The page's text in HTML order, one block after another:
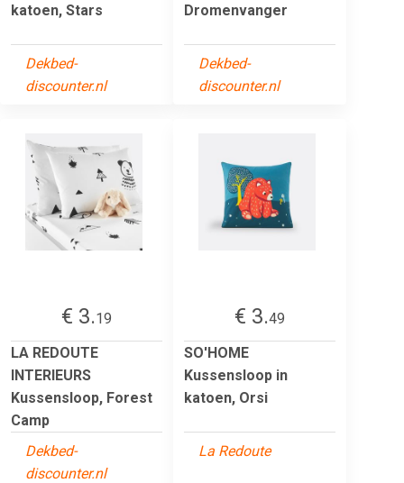
katoen, Stars
Dekbed-
discounter.nl
Dromenvanger
Dekbed-
discounter.nl
€ 3.19
LA REDOUTE
INTERIEURS
Kussensloop, Forest
Camp
Dekbed-
discounter.nl
€ 3.49
SO'HOME
Kussensloop in
katoen, Orsi
La Redoute